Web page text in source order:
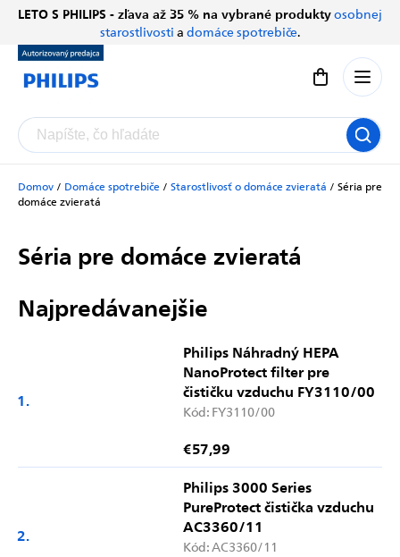
Prejsť
obsah
LETO S PHILIPS - zľava až 35 % na vybrané produktyosobnej
starostlivosti a domáce spotrebiče.
Nákupný
Domov / Domáce spotrebiče / Starostlivosť o domáce zvieratá / Séria pre
domáce zvieratá
Séria pre domáce zvieratá
Najpredávanejšie
Philips Náhradný HEPA
NanoProtect filter pre
čističku vzduchu FY3110/00
Kód: FY3110/00
€57,99
Philips 3000 Series
PureProtect čistička vzduchu
AC3360/11
Kód:AC3360/11
Chatbot Filip
Autorizovaný predajce